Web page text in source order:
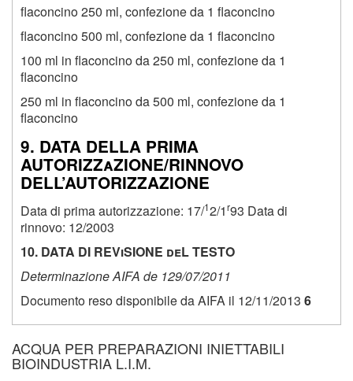
flaconcino 250 ml, confezione da 1 flaconcino
flaconcino 500 ml, confezione da 1 flaconcino
100 ml in flaconcino da 250 ml, confezione da 1
flaconcino
250 ml in flaconcino da 500 ml, confezione da 1
flaconcino
9. DATA DELLA PRIMA
AUTORIZZaZIONE/RINNOVO
DELL’AUTORIZZAZIONE
Data di prima autorizzazione: 17/12/1r93 Data di
rinnovo: 12/2003
10. DATA DI REViSIONE deL TESTO
Determinazione AIFA de 129/07/2011
Documento reso disponibile da AIFA il 12/11/2013 6
ACQUA PER PREPARAZIONI INIETTABILI
BIOINDUSTRIA L.I.M.